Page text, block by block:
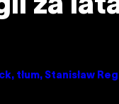
za
tłum, Stanisław